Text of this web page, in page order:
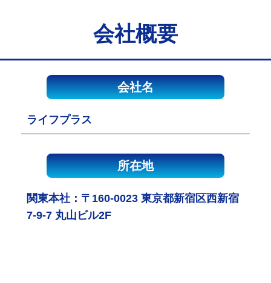
会社概要
会社名
ライフプラス
所在地
関東本社：〒160-0023 東京都新宿区西新宿
7-9-7 丸山ビル2F